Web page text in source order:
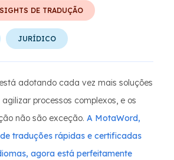
DE TRADUÇÃO
JURÍDICO
adotando cada vez mais soluções
processos complexos, e os
não são exceção. A MotaWord,
traduções rápidas e certificadas
agora está perfeitamente